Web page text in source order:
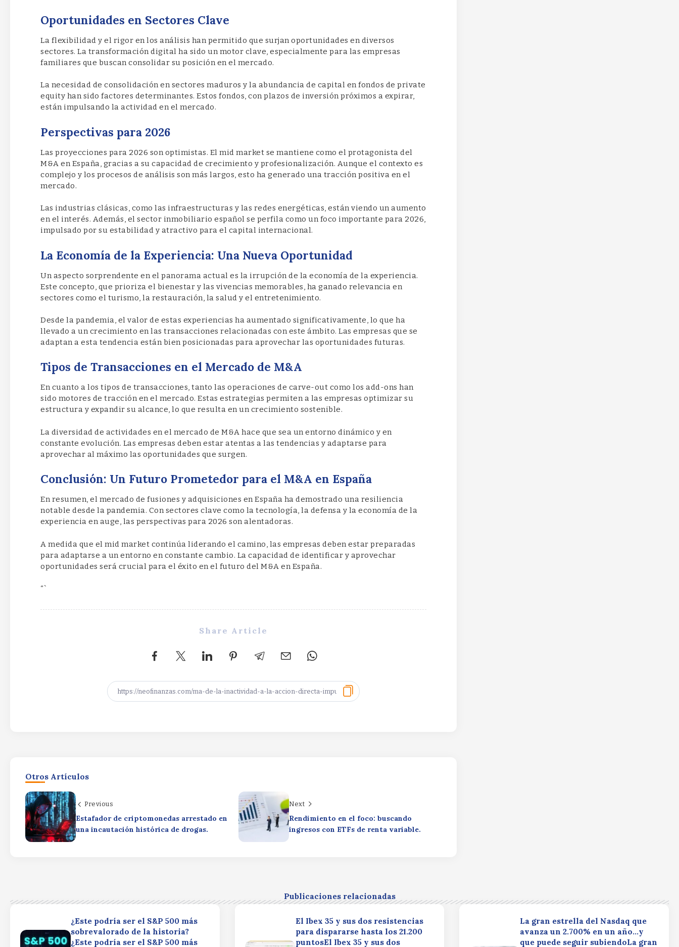
Oportunidades en Sectores Clave
La flexibilidad y el rigor en los análisis han permitido que surjan oportunidades en diversos
sectores. La transformación digital ha sido un motor clave, especialmente para las empresas
familiares que buscan consolidar su posición en el mercado.
La necesidad de consolidación en sectores maduros y la abundancia de capital en fondos de private
equity han sido factores determinantes. Estos fondos, con plazos de inversión próximos a expirar,
están impulsando la actividad en el mercado.
Perspectivas para 2026
Las proyecciones para 2026 son optimistas. El mid market se mantiene como el protagonista del
M&A en España, gracias a su capacidad de crecimiento y profesionalización. Aunque el contexto es
complejo y los procesos de análisis son más largos, esto ha generado una tracción positiva en el
mercado.
Las industrias clásicas, como las infraestructuras y las redes energéticas, están viendo un aumento
en el interés. Además, el sector inmobiliario español se perfila como un foco importante para 2026,
impulsado por su estabilidad y atractivo para el capital internacional.
La Economía de la Experiencia: Una Nueva Oportunidad
Un aspecto sorprendente en el panorama actual es la irrupción de la economía de la experiencia.
Este concepto, que prioriza el bienestar y las vivencias memorables, ha ganado relevancia en
sectores como el turismo, la restauración, la salud y el entretenimiento.
Desde la pandemia, el valor de estas experiencias ha aumentado significativamente, lo que ha
llevado a un crecimiento en las transacciones relacionadas con este ámbito. Las empresas que se
adaptan a esta tendencia están bien posicionadas para aprovechar las oportunidades futuras.
Tipos de Transacciones en el Mercado de M&A
En cuanto a los tipos de transacciones, tanto las operaciones de carve-out como los add-ons han
sido motores de tracción en el mercado. Estas estrategias permiten a las empresas optimizar su
estructura y expandir su alcance, lo que resulta en un crecimiento sostenible.
La diversidad de actividades en el mercado de M&A hace que sea un entorno dinámico y en
constante evolución. Las empresas deben estar atentas a las tendencias y adaptarse para
aprovechar al máximo las oportunidades que surgen.
Conclusión: Un Futuro Prometedor para el M&A en España
En resumen, el mercado de fusiones y adquisiciones en España ha demostrado una resiliencia
notable desde la pandemia. Con sectores clave como la tecnología, la defensa y la economía de la
experiencia en auge, las perspectivas para 2026 son alentadoras.
A medida que el mid market continúa liderando el camino, las empresas deben estar preparadas
para adaptarse a un entorno en constante cambio. La capacidad de identificar y aprovechar
oportunidades será crucial para el éxito en el futuro del M&A en España.
“`
Share Article
Otros Artículos
Previous
Estafador de criptomonedas arrestado en
una incautación histórica de drogas.
Next
Rendimiento en el foco: buscando
ingresos con ETFs de renta variable.
Publicaciones relacionadas
¿Este podría ser el S&P 500 más
sobrevalorado de la historia?
¿Este podría ser el S&P 500 más
El Ibex 35 y sus dos resistencias
para dispararse hasta los 21.200
puntosEl Ibex 35 y sus dos
La gran estrella del Nasdaq que
avanza un 2.700% en un año…y
que puede seguir subiendoLa gran